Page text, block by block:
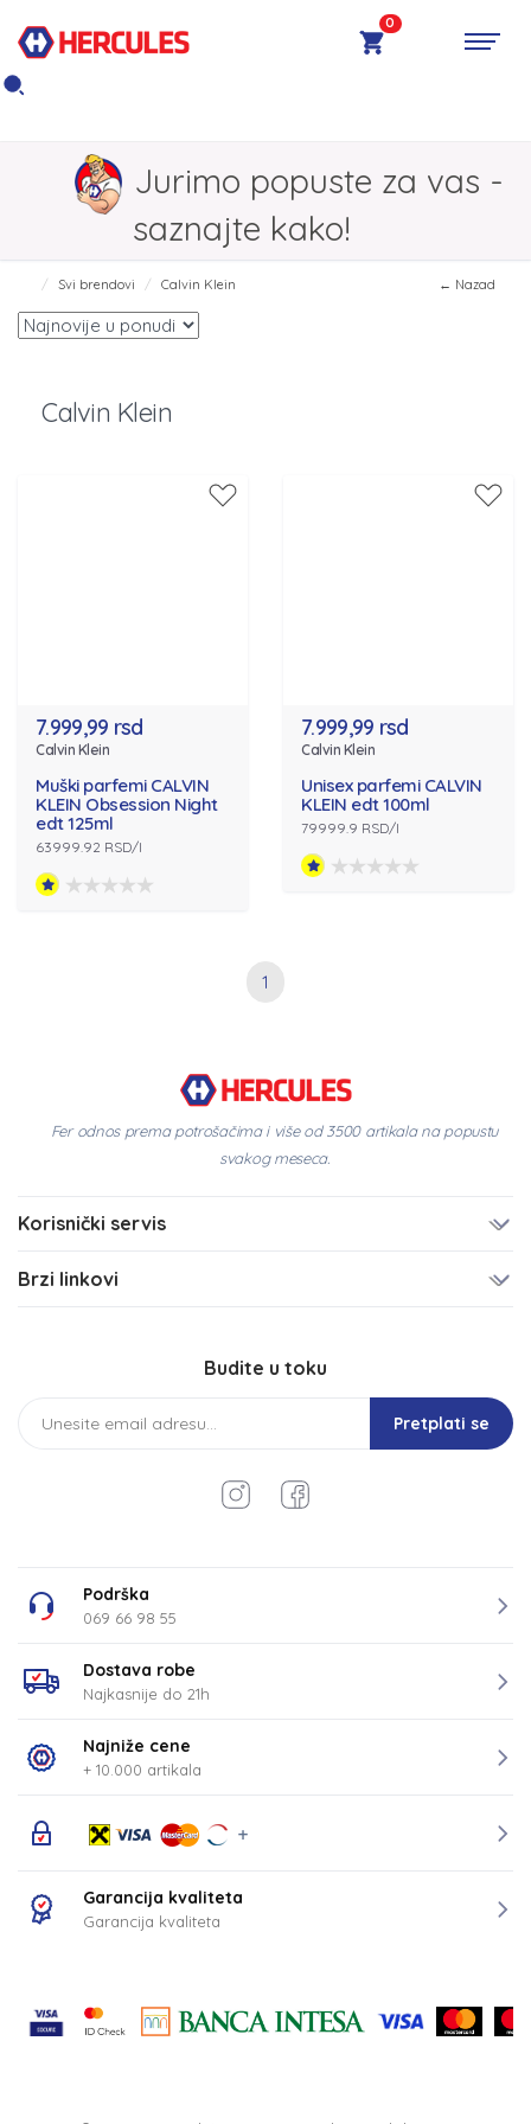
0
Jurimo popuste za vas -
saznajte kako!
Svi brendovi Calvin Klein ← Nazad
Calvin Klein
7.999,99 rsd
Calvin Klein
Muški parfemi CALVIN
KLEIN Obsession Night
edt 125ml
63999.92 RSD/l
7.999,99 rsd
Calvin Klein
Unisex parfemi CALVIN
KLEIN edt 100ml
79999.9 RSD/l
1
Fer odnos prema potrošačima i više od 3500 artikala na popustu
svakog meseca.
Korisnički servis
Brzi linkovi
Budite u toku
Pretplati se
Podrška
069 66 98 55
Dostava robe
Najkasnije do 21h
Najniže cene
+ 10.000 artikala
Garancija kvaliteta
Garancija kvaliteta